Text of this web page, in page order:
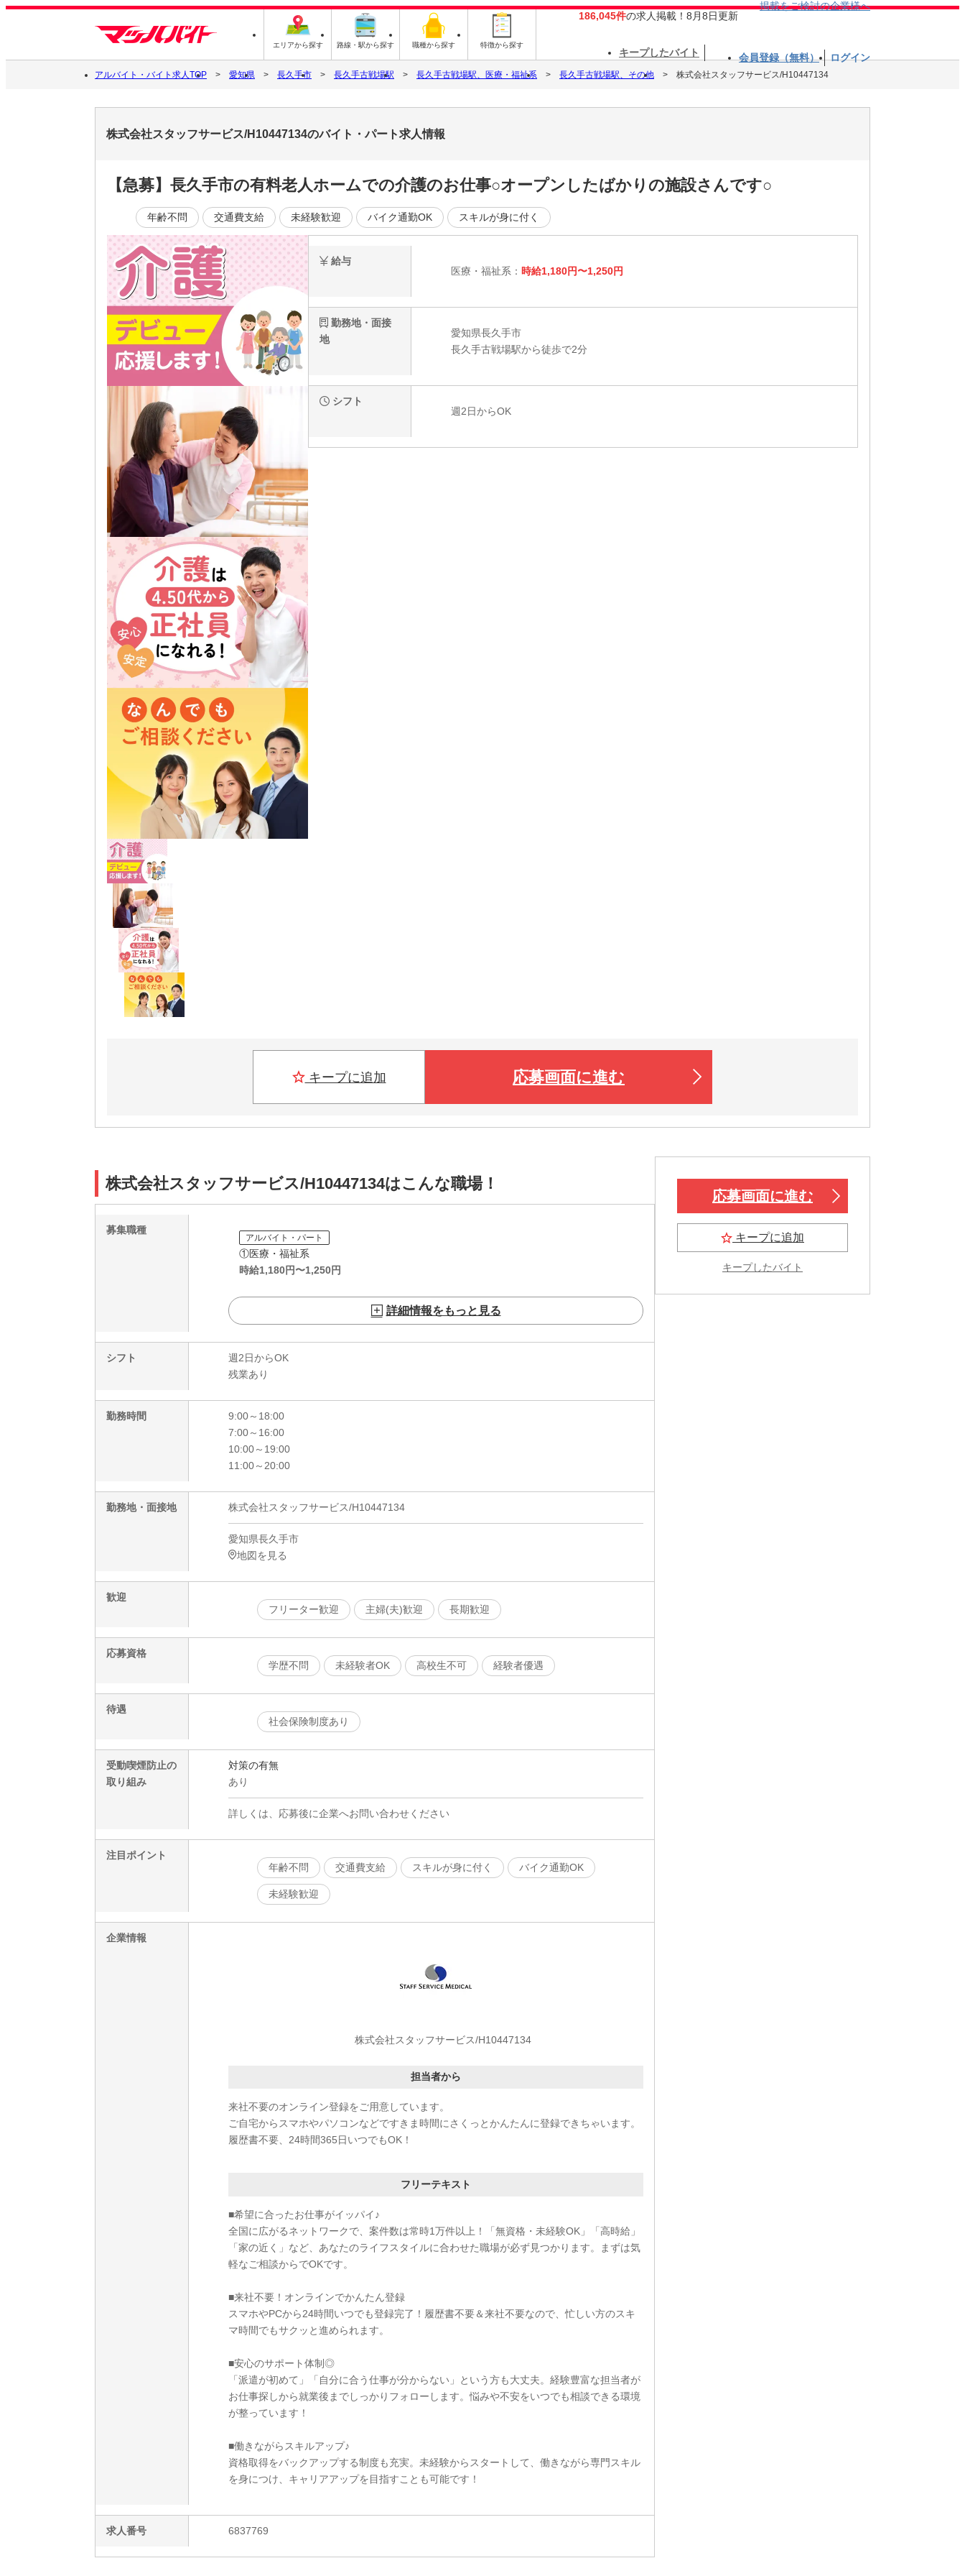
エリアから探す 路線・駅から探す 職種から探す 特徴から探す
186,045件の求人掲載！8月8日更新
掲載をご検討の企業様へ
キープしたバイト 会員登録（無料） ログイン
アルバイト・バイト求人TOP 愛知県 長久手市 長久手古戦場駅 長久手古戦場駅、医療・福祉系 長久手古戦場駅、その他 株式会社スタッフサービス/H10447134
株式会社スタッフサービス/H10447134のバイト・パート求人情報
【急募】長久手市の有料老人ホームでの介護のお仕事○オープンしたばかりの施設さんです○
年齢不問 交通費支給 未経験歓迎 バイク通勤OK スキルが身に付く
給与
医療・福祉系： 時給1,180円〜1,250円
勤務地・面接
地
愛知県長久手市
長久手古戦場駅から徒歩で2分
シフト
週2日からOK
キープに追加 応募画面に進む
株式会社スタッフサービス/H10447134はこんな職場！
募集職種
アルバイト・パート
①医療・福祉系
時給1,180円〜1,250円
詳細情報をもっと見る
シフト
週2日からOK
残業あり
勤務時間
9:00～18:00
7:00～16:00
10:00～19:00
11:00～20:00
勤務地・面接地 株式会社スタッフサービス/H10447134
愛知県長久手市
地図を見る
歓迎
フリーター歓迎
主婦(夫)歓迎 長期歓迎
応募資格
学歴不問
未経験者OK 高校生不可 経験者優遇
待遇
社会保険制度あり
受動喫煙防止の
取り組み
対策の有無
あり
詳しくは、応募後に企業へお問い合わせください
注目ポイント
年齢不問
交通費支給 スキルが身に付く バイク通勤OK
未経験歓迎
企業情報
株式会社スタッフサービス/H10447134
担当者から
来社不要のオンライン登録をご用意しています。
ご自宅からスマホやパソコンなどですきま時間にさくっとかんたんに登録できちゃいます。
履歴書不要、24時間365日いつでもOK！
フリーテキスト
■希望に合ったお仕事がイッパイ♪
全国に広がるネットワークで、案件数は常時1万件以上！「無資格・未経験OK」「高時給」
「家の近く」など、あなたのライフスタイルに合わせた職場が必ず見つかります。まずは気
軽なご相談からでOKです。
■来社不要！オンラインでかんたん登録
スマホやPCから24時間いつでも登録完了！履歴書不要＆来社不要なので、忙しい方のスキ
マ時間でもサクッと進められます。
■安心のサポート体制◎
「派遣が初めて」「自分に合う仕事が分からない」という方も大丈夫。経験豊富な担当者が
お仕事探しから就業後までしっかりフォローします。悩みや不安をいつでも相談できる環境
が整っています！
■働きながらスキルアップ♪
資格取得をバックアップする制度も充実。未経験からスタートして、働きながら専門スキル
を身につけ、キャリアアップを目指すことも可能です！
求人番号 6837769
応募画面に進む
キープに追加
キープしたバイト